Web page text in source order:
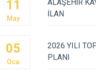
Gördes
Kırkağaç
KulaKurban Bayramı
Programı Yapıldı.
11
May
ALAŞEHİR
İLAN
05
Oca
2026 YILI
PLANI